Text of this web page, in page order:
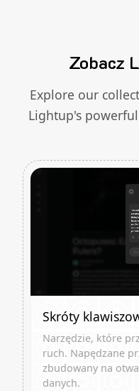
Zobacz
Explore our
Lightup's
Skróty
Narzędzie, które
ruch. Napędzane
zbudowany na
danych.